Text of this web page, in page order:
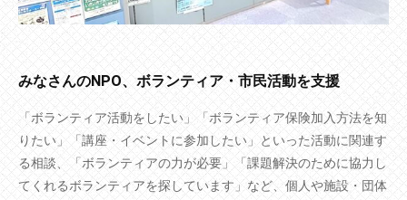
みなさんのNPO、ボランティア・市民活動を支援
「ボランティア活動をしたい」「ボランティア保険加入方法を知
りたい」「講座・イベントに参加したい」といった活動に関連す
る相談、「ボランティアの力が必要」「課題解決のために協力し
てくれるボランティアを探しています」など、個人や施設・団体